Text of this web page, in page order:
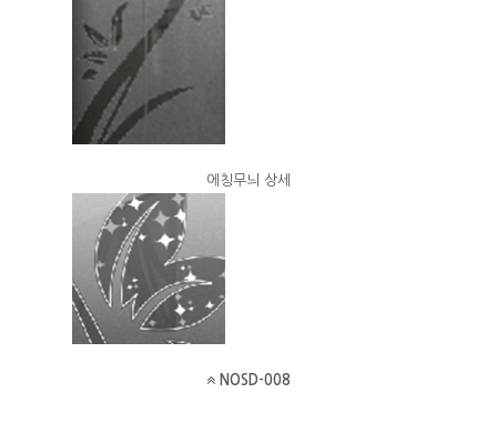
에칭무늬 상세
NOSD-008